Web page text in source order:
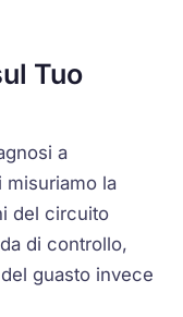
Tuo
a
la
del circuito
di controllo,
guasto invece